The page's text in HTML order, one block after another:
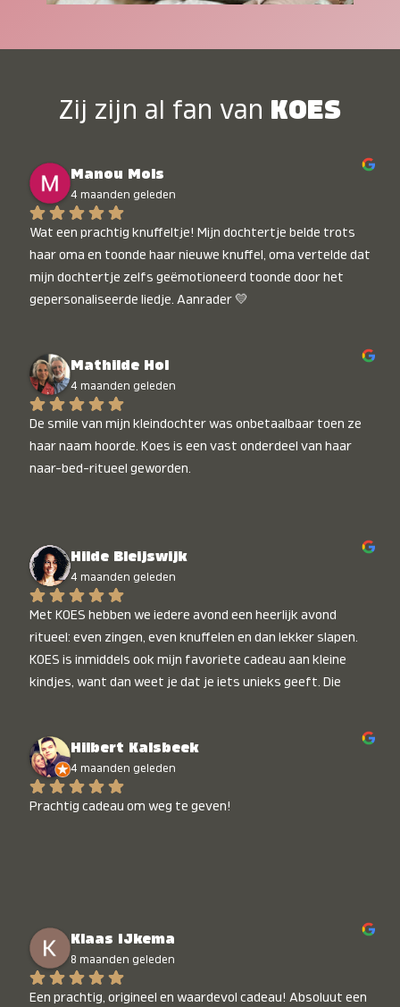
Zij zijn al fan van KOES
Manou Mols
4 maanden geleden
Wat een prachtig knuffeltje! Mijn dochtertje belde trots
haar oma en toonde haar nieuwe knuffel, oma vertelde dat
mijn dochtertje zelfs geëmotioneerd toonde door het
gepersonaliseerde liedje. Aanrader 💛
Mathilde Hol
4 maanden geleden
De smile van mijn kleindochter was onbetaalbaar toen ze
haar naam hoorde. Koes is een vast onderdeel van haar
naar-bed-ritueel geworden.
Hilde Bleijswijk
4 maanden geleden
Met KOES hebben we iedere avond een heerlijk avond
ritueel: even zingen, even knuffelen en dan lekker slapen.
KOES is inmiddels ook mijn favoriete cadeau aan kleine
kindjes, want dan weet je dat je iets unieks geeft. Die
Hilbert Kalsbeek
4 maanden geleden
Prachtig cadeau om weg te geven!
Klaas IJkema
8 maanden geleden
Een prachtig, origineel en waardevol cadeau! Absoluut een